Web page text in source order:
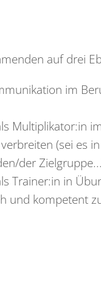
auf drei
im
Multiplikator:in
(sei es
der
Trainer:in in
und kompetent